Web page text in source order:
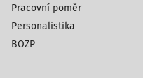
Pracovní poměr
Personalistika
BOZP